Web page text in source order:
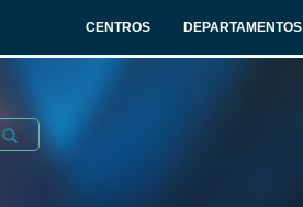
CENTROS DEPARTAMENTOS
Submit